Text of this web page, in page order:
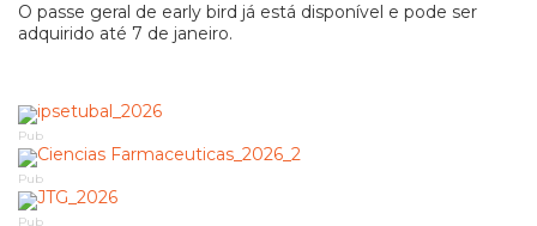
O passe geral de early bird já está disponível e pode ser
adquirido até 7 de janeiro.
Pub
Pub
Pub